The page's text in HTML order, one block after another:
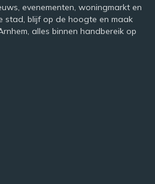
evenementen, woningmarkt en
stad, blijf op de hoogte en maak
alles binnen handbereik op